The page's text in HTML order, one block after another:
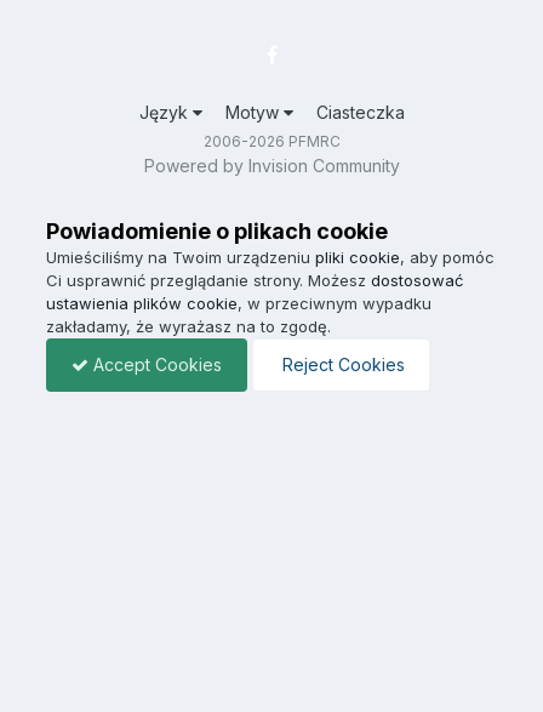
Język Motyw Ciasteczka
2006-2026 PFMRC
Powered by Invision Community
Powiadomienie o plikach cookie
Umieściliśmy na Twoim urządzeniu pliki cookie, aby pomóc
Ci usprawnić przeglądanie strony. Możesz dostosować
ustawienia plików cookie, w przeciwnym wypadku
zakładamy, że wyrażasz na to zgodę.
Accept Cookies Reject Cookies